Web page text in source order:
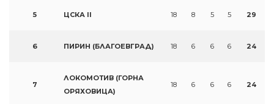
5 ЦСКА II 18 8 5 5 29
6 ПИРИН (БЛАГОЕВГРАД) 18 6 6 6 24
7
ЛОКОМОТИВ (ГОРНА
ОРЯХОВИЦА)
18 6 6 6 24